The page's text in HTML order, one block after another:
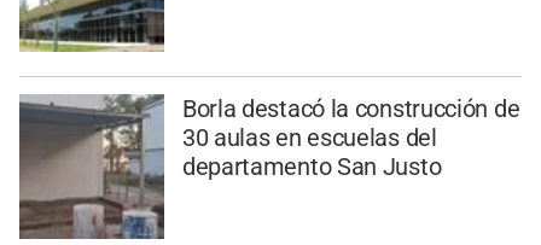
Borla destacó la construcción de
30 aulas en escuelas del
departamento San Justo